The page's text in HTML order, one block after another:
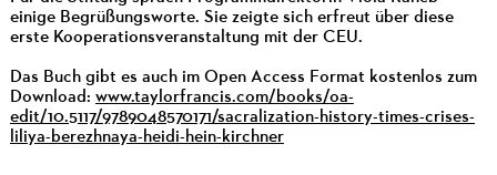
einige Begrüßungsworte. Sie zeigte sich erfreut über diese
erste Kooperationsveranstaltung mit der CEU.
Das Buch gibt es auch im Open Access Format kostenlos zum
Download: www.taylorfrancis.com/books/oa-
edit/10.5117/9789048570171/sacralization-history-times-crises-
liliya-berezhnaya-heidi-hein-kirchner